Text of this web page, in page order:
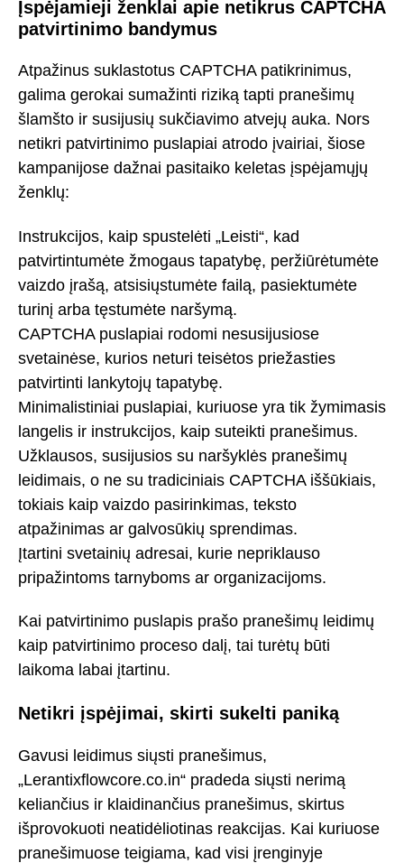
Įspėjamieji ženklai apie netikrus CAPTCHA
patvirtinimo bandymus
Atpažinus suklastotus CAPTCHA patikrinimus,
galima gerokai sumažinti riziką tapti pranešimų
šlamšto ir susijusių sukčiavimo atvejų auka. Nors
netikri patvirtinimo puslapiai atrodo įvairiai, šiose
kampanijose dažnai pasitaiko keletas įspėjamųjų
ženklų:
Instrukcijos, kaip spustelėti „Leisti“, kad
patvirtintumėte žmogaus tapatybę, peržiūrėtumėte
vaizdo įrašą, atsisiųstumėte failą, pasiektumėte
turinį arba tęstumėte naršymą.
CAPTCHA puslapiai rodomi nesusijusiose
svetainėse, kurios neturi teisėtos priežasties
patvirtinti lankytojų tapatybę.
Minimalistiniai puslapiai, kuriuose yra tik žymimasis
langelis ir instrukcijos, kaip suteikti pranešimus.
Užklausos, susijusios su naršyklės pranešimų
leidimais, o ne su tradiciniais CAPTCHA iššūkiais,
tokiais kaip vaizdo pasirinkimas, teksto
atpažinimas ar galvosūkių sprendimas.
Įtartini svetainių adresai, kurie nepriklauso
pripažintoms tarnyboms ar organizacijoms.
Kai patvirtinimo puslapis prašo pranešimų leidimų
kaip patvirtinimo proceso dalį, tai turėtų būti
laikoma labai įtartinu.
Netikri įspėjimai, skirti sukelti paniką
Gavusi leidimus siųsti pranešimus,
„Lerantixflowcore.co.in“ pradeda siųsti nerimą
keliančius ir klaidinančius pranešimus, skirtus
išprovokuoti neatidėliotinas reakcijas. Kai kuriuose
pranešimuose teigiama, kad visi įrenginyje